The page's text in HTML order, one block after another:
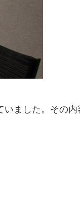
ました。その内